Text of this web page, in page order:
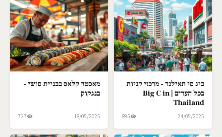
ביג סי תאילנד - מרכזי קניות
בכל הערים | Big C in
Thailand
24/05/2025
895
מאסטר קלאס בבניית סושי -
בנגקוק
18/05/2025
727